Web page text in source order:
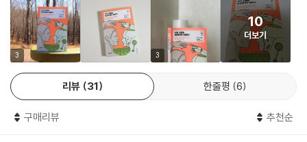
가 있는지 확인하고자 하는 노력을 기울일 수 있고, 그 경우에 동성애 차별
문제가 사회적 문제로 대두될 가능성이 있다. 또한 이 기술이 가진 오류의
가능성 때문에 추가적인 문제가 나타날 수 있다. 실제로 동성애자가 아닌
사람을 동성애자로 취급해서 또 다른 형태의 차별 논란이 나타날 수도 있
는 것이다.
---「2부 | 인공지능, 어디까지 왔나」중에서
인공지능의 문제는 결국 인간의 문제였다!
AI가 분석한 ‘우리 사회’라는 데이터값은?
인공지능 시대에 대해 장밋빛 미래를 그리거나 반대로 디스토피아를 우려
하는 상반된 시각이 존재한다. 새로운 기술이 사회와 경제에 미치는 영향
수 교수는 이 책에서 인공지능이 우리 삶과 사회에 미치는 영향과 거기에
3 3
10
더보기
리뷰 31 한줄평 6
구매리뷰 추천순